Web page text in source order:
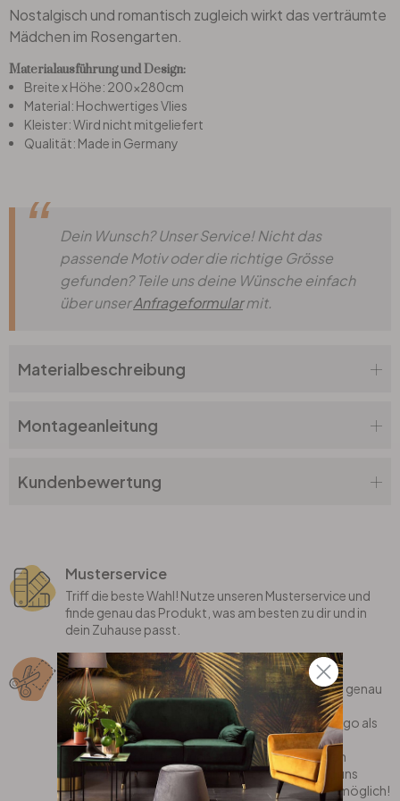
Büro
Bad
Eingangsbereich
Nostalgisch und romantisch zugleich wirkt das verträumte
Mädchen im Rosengarten.
Materialausführung und Design:
Breite x Höhe: 200x280cm
Material: Hochwertiges Vlies
Kleister: Wird nicht mitgeliefert
Qualität: Made in Germany
Dein Wunsch? Unser Service! Nicht das
passende Motiv oder die richtige Grösse
gefunden? Teile uns deine Wünsche einfach
über unserAnfrageformularmit.
Materialbeschreibung
Montageanleitung
Kundenbewertung
Musterservice
Triff die beste Wahl! Nutze unseren Musterservice und
finde genau das Produkt, was am besten zu dir und in
dein Zuhause passt.
Sonderanfertigung
Bei uns erhältst du individualisierte Produkte, die genau
auf dich zugeschnitten sind! Wir fertigen deinen
Lieblingsspruch, dein eigenes Motiv oder dein Logo als
coole Wanddekoration gerne für dich an.
Oder bist du auf der Suche nach einem stylischen
Teppich, der perfekt in dein Zimmer passt? Sag uns
einfach, was du dir wünschst und wir machen es möglich!